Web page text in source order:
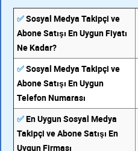
✅Sosyal Medya Takipçi ve
Abone Satışı En Uygun Fiyatı
Ne Kadar?
✅Sosyal Medya Takipçi ve
Abone Satışı En Uygun
Telefon Numarası
✅En Uygun Sosyal Medya
Takipçi ve Abone Satışı En
Uygun Firması